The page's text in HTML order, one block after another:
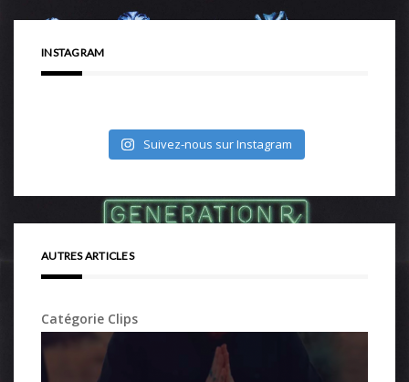
INSTAGRAM
Suivez-nous sur Instagram
AUTRES ARTICLES
Catégorie Clips